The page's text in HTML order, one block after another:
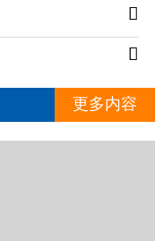


更多内容